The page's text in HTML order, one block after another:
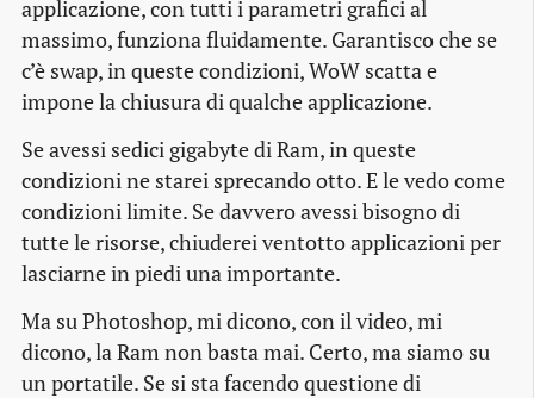
applicazione, con tutti i parametri grafici al
massimo, funziona fluidamente. Garantisco che se
c’è swap, in queste condizioni, WoW scatta e
impone la chiusura di qualche applicazione.
Se avessi sedici gigabyte di Ram, in queste
condizioni ne starei sprecando otto. E le vedo come
condizioni limite. Se davvero avessi bisogno di
tutte le risorse, chiuderei ventotto applicazioni per
lasciarne in piedi una importante.
Ma su Photoshop, mi dicono, con il video, mi
dicono, la Ram non basta mai. Certo, ma siamo su
un portatile. Se si sta facendo questione di